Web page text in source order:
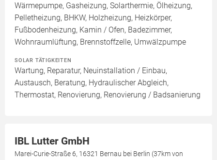
Wärmepumpe, Gasheizung, Solarthermie, Ölheizung,
Pelletheizung, BHKW, Holzheizung, Heizkörper,
Fußbodenheizung, Kamin / Ofen, Badezimmer,
Wohnraumlüftung, Brennstoffzelle, Umwälzpumpe
SOLAR TÄTIGKEITEN
Wartung, Reparatur, Neuinstallation / Einbau,
Austausch, Beratung, Hydraulischer Abgleich,
Thermostat, Renovierung, Renovierung / Badsanierung
IBL Lutter GmbH
Marei-Curie-Straße 6, 16321 Bernau bei Berlin (37km von